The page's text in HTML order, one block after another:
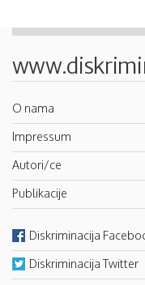
O nama
Impressum
Autori/ce
Publikacije
Diskriminacija
Diskriminacija Twitter